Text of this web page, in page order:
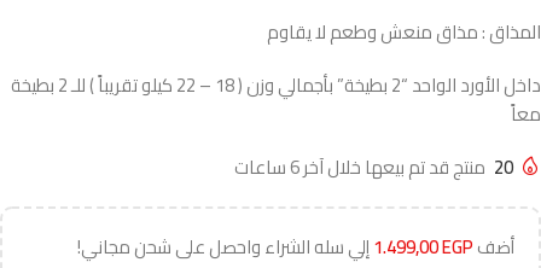
المذاق : مذاق منعش وطعم لا يقاوم
داخل الأورد الواحد “2 بطيخة” بأجمالي وزن ( 18 – 22 كيلو تقريباً ) للـ 2 بطيخة
معاً
20 منتج قد تم بيعها خلال آخر 6 ساعات
أضف 1.499,00EGP إلي سله الشراء واحصل على شحن مجاني!